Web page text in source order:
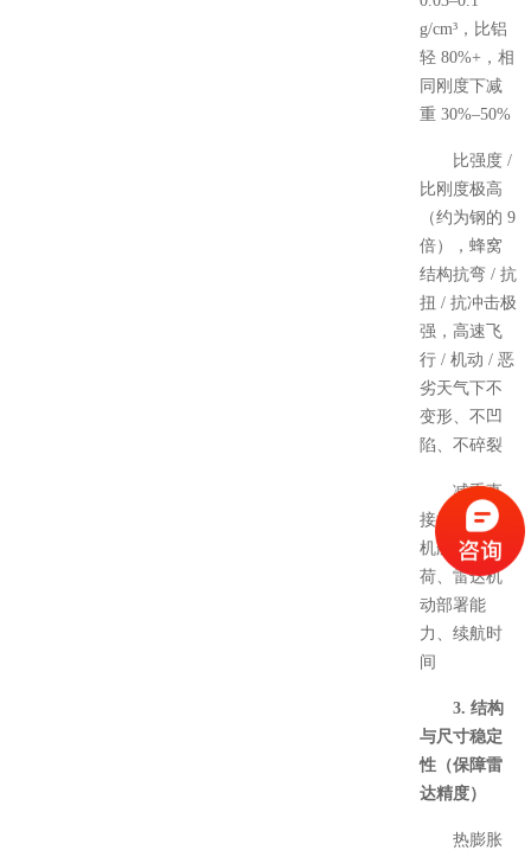
g/cm³，比铝
轻 80%+，相
同刚度下减
重 30%–50%
比强度 /
比刚度极高
（约为钢的 9
倍），蜂窝
结构抗弯 / 抗
扭 / 抗冲击极
强，高速飞
行 / 机动 / 恶
劣天气下不
变形、不凹
陷、不碎裂
减重直
接提升：飞
机航程 / 载
荷、雷达机
动部署能
力、续航时
间
3. 结构
与尺寸稳定
性（保障雷
达精度）
热膨胀